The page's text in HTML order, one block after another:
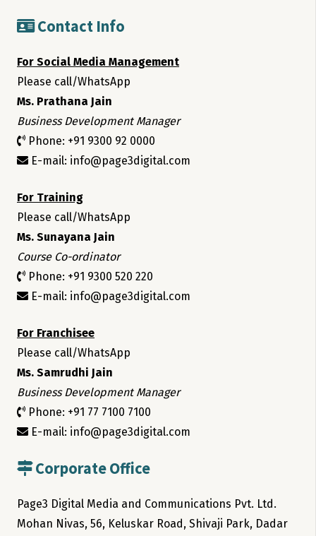
Contact Info
For Social Media Management
Please call/WhatsApp
Ms. Prathana Jain
Business Development Manager
Phone: +91 9300 92 0000
E-mail: info@page3digital.com
For Training
Please call/WhatsApp
Ms. Sunayana Jain
Course Co-ordinator
Phone: +91 9300 520 220
E-mail: info@page3digital.com
For Franchisee
Please call/WhatsApp
Ms. Samrudhi Jain
Business Development Manager
Phone: +91 77 7100 7100
E-mail: info@page3digital.com
Corporate Office
Page3 Digital Media and Communications Pvt. Ltd.
Mohan Nivas, 56, Keluskar Road, Shivaji Park, Dadar